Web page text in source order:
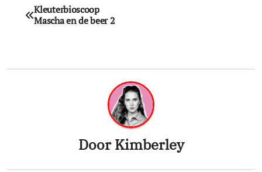
Bericht
navigatie
Kleuterbioscoop
Mascha en de beer 2
DoorKimberley